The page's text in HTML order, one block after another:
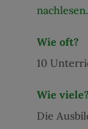
nachlesen.
Wie oft?
10
Wie viele?
Die